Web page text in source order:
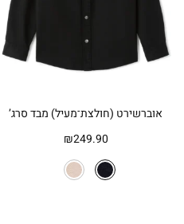
אוברשירט (חולצת־מעיל) מבד סרג’
₪249.90